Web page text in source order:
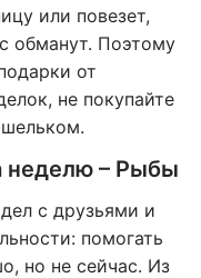
или повезет,
обманут. Поэтому
от
не покупайте
неделю – Рыбы
с друзьями и
помогать
но не сейчас. Из